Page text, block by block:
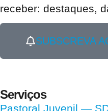
receber: destaques,
SUBSCREVA
Serviços
Pastoral Juvenil —